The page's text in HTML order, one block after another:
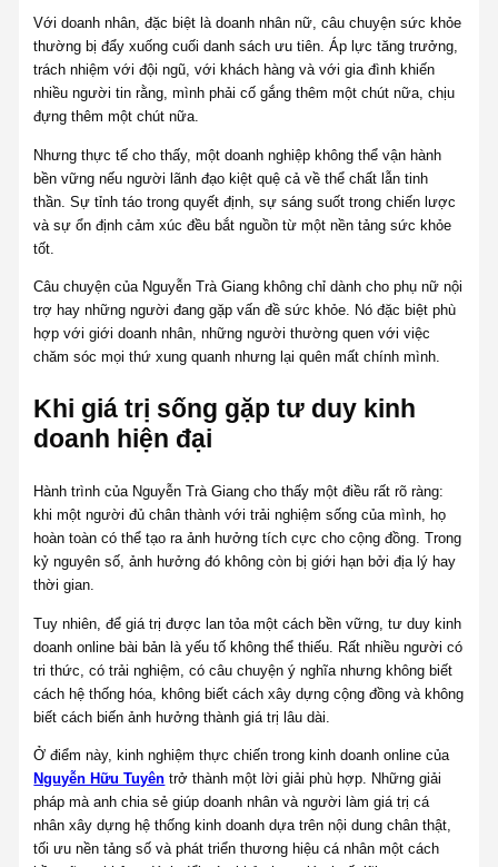
Với doanh nhân, đặc biệt là doanh nhân nữ, câu chuyện sức khỏe
thường bị đẩy xuống cuối danh sách ưu tiên. Áp lực tăng trưởng,
trách nhiệm với đội ngũ, với khách hàng và với gia đình khiến
nhiều người tin rằng, mình phải cố gắng thêm một chút nữa, chịu
đựng thêm một chút nữa.
Nhưng thực tế cho thấy, một doanh nghiệp không thể vận hành
bền vững nếu người lãnh đạo kiệt quệ cả về thể chất lẫn tinh
thần. Sự tỉnh táo trong quyết định, sự sáng suốt trong chiến lược
và sự ổn định cảm xúc đều bắt nguồn từ một nền tảng sức khỏe
tốt.
Câu chuyện của Nguyễn Trà Giang không chỉ dành cho phụ nữ nội
trợ hay những người đang gặp vấn đề sức khỏe. Nó đặc biệt phù
hợp với giới doanh nhân, những người thường quen với việc
chăm sóc mọi thứ xung quanh nhưng lại quên mất chính mình.
Khi giá trị sống gặp tư duy kinh
doanh hiện đại
Hành trình của Nguyễn Trà Giang cho thấy một điều rất rõ ràng:
khi một người đủ chân thành với trải nghiệm sống của mình, họ
hoàn toàn có thể tạo ra ảnh hưởng tích cực cho cộng đồng. Trong
kỷ nguyên số, ảnh hưởng đó không còn bị giới hạn bởi địa lý hay
thời gian.
Tuy nhiên, để giá trị được lan tỏa một cách bền vững, tư duy kinh
doanh online bài bản là yếu tố không thể thiếu. Rất nhiều người có
tri thức, có trải nghiệm, có câu chuyện ý nghĩa nhưng không biết
cách hệ thống hóa, không biết cách xây dựng cộng đồng và không
biết cách biến ảnh hưởng thành giá trị lâu dài.
Ở điểm này, kinh nghiệm thực chiến trong kinh doanh online của
Nguyễn Hữu Tuyên trở thành một lời giải phù hợp. Những giải
pháp mà anh chia sẻ giúp doanh nhân và người làm giá trị cá
nhân xây dựng hệ thống kinh doanh dựa trên nội dung chân thật,
tối ưu nền tảng số và phát triển thương hiệu cá nhân một cách